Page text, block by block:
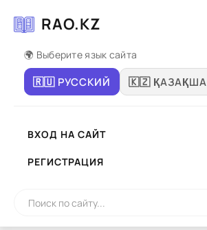
RAO.KZ
🌍 Выберите язык сайта
🇷🇺 РУССКИЙ 🇰🇿 ҚАЗАҚША
ВХОД НА САЙТ
РЕГИСТРАЦИЯ